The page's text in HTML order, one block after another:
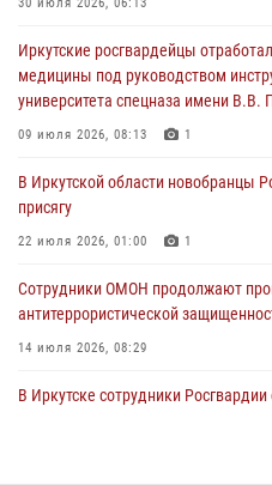
сердца к сердцу» (видео)
31 июля 2026, 04:37 1
Сотрудники Росгвардии нашли и
30 июля 2026, 07:37
Иркутские росгвардейцы
медицины под руководством
университета спецназа имени В.В.
09 июля 2026, 08:13 1
В Иркутской области новобранцы
присягу
22 июля 2026, 01:00 1
Сотрудники ОМОН продолжают
антитеррористической
14 июля 2026, 08:29
В Иркутске сотрудники